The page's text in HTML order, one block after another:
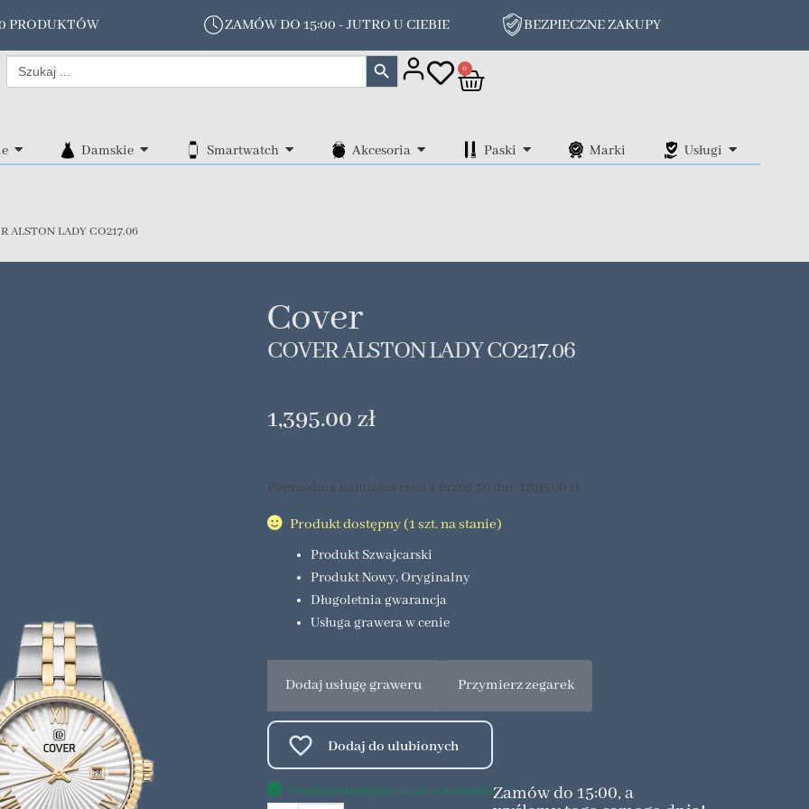
PRODUKTÓW ZAMÓW DO 15:00 - JUTRO U CIEBIE BEZPIECZNE ZAKUPY
Search
for:
Search Button
0
Damskie Smartwatch Akcesoria Paski Marki Usługi
ALSTON LADY CO217.06
Cover
COVER ALSTON LADY CO217.06
1,395.00 zł
Poprzednia najniższa cena z przed 30 dni: 1,395.00 zł.
Produkt dostępny (1 szt. na stanie)
Produkt Szwajcarski
Produkt Nowy, Oryginalny
Długoletnia gwarancja
Usługa grawera w cenie
Dodaj usługę graweru Przymierz zegarek
Produkt dostępny (1 szt. na stanie)Zamów do 15:00, a